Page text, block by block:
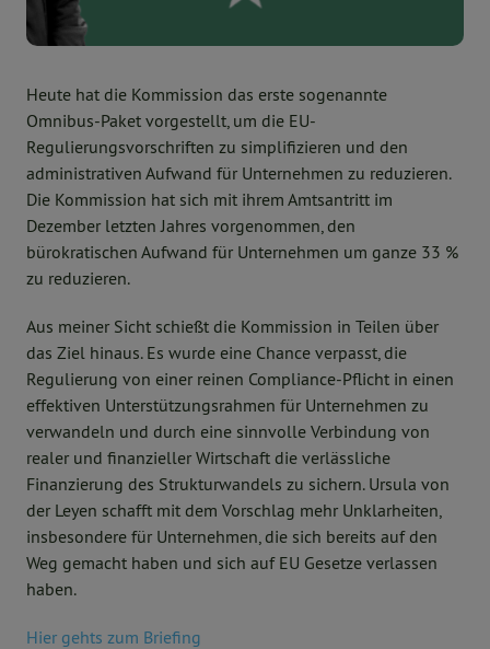
Heute hat die Kommission das erste sogenannte
Omnibus-Paket vorgestellt, um die EU-
Regulierungsvorschriften zu simplifizieren und den
administrativen Aufwand für Unternehmen zu reduzieren.
Die Kommission hat sich mit ihrem Amtsantritt im
Dezember letzten Jahres vorgenommen, den
bürokratischen Aufwand für Unternehmen um ganze 33 %
zu reduzieren.
Aus meiner Sicht schießt die Kommission in Teilen über
das Ziel hinaus. Es wurde eine Chance verpasst, die
Regulierung von einer reinen Compliance-Pflicht in einen
effektiven Unterstützungsrahmen für Unternehmen zu
verwandeln und durch eine sinnvolle Verbindung von
realer und finanzieller Wirtschaft die verlässliche
Finanzierung des Strukturwandels zu sichern. Ursula von
der Leyen schafft mit dem Vorschlag mehr Unklarheiten,
insbesondere für Unternehmen, die sich bereits auf den
Weg gemacht haben und sich auf EU Gesetze verlassen
haben.
Hier gehts zum Briefing